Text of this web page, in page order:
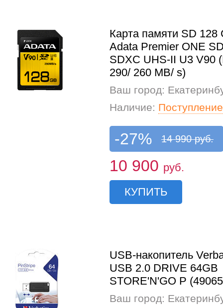
Карта памяти SD 128
Adata Premier ONE
SDXC UHS-II U3 V90
290/ 260 MB/ s)
Ваш город:
Наличие:
-27% 14 990 руб.
10 900 руб.
КУПИТЬ
USB-накопитель
USB 2.0 DRIVE 64GB
STORE'N'GO P
Ваш город: